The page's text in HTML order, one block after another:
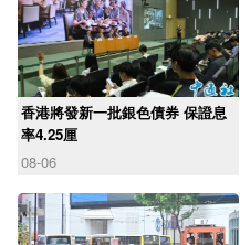
香港將發新一批銀色債券 保證息
率4.25厘
08-06